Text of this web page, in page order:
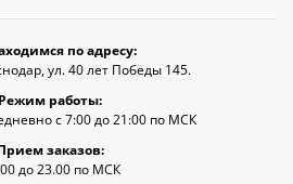
по адресу:
ул. 40 лет Победы 145.
Режим работы:
с 7:00 до 21:00 по МСК
заказов:
до 23.00 по МСК